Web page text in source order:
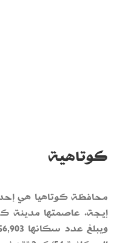
كوتاهية
محافظة كوتاهيا هي